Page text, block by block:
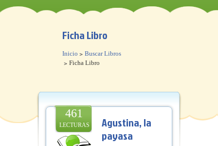
Inicio
Registro
Libros
Ficha Libro
Inicio
Buscar Libros
Ficha Libro
461
LECTURAS
Agustina, la
payasa